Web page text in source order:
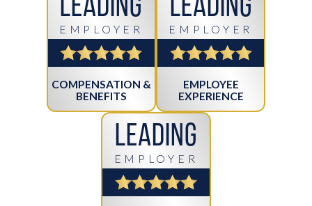
Leading
EMPLOYER
COMPENSATION &
BENEFITS
Leading
EMPLOYER
EMPLOYEE
EXPERIENCE
Leading
EMPLOYER